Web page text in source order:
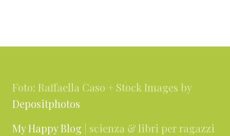
Foto: Raffaella Caso + Stock Images by
Depositphotos
My Happy Blog | scienza & libri per ragazzi